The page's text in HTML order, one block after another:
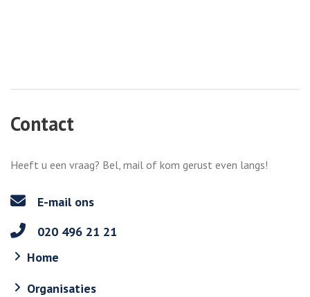
Contact
Heeft u een vraag? Bel, mail of kom gerust even langs!
E-mail ons
020 496 21 21
Home
Organisaties